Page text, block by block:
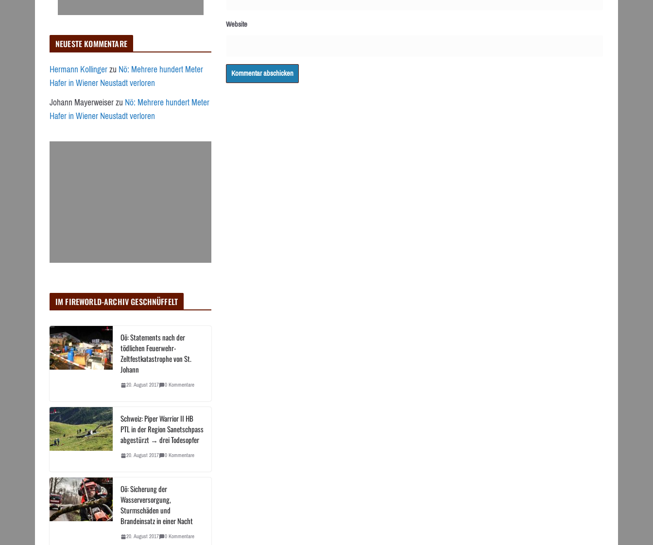
Website
NEUESTE KOMMENTARE
Hermann KollingerzuNö: Mehrere hundert Meter
Hafer in Wiener Neustadt verloren
Johann MayerweiserzuNö: Mehrere hundert Meter
Hafer in Wiener Neustadt verloren
IM FIREWORLD-ARCHIV GESCHNÜFFELT
Oö: Statements nach der
tödlichen Feuerwehr-
Zeltfestkatastrophe von St.
Johann
20. August 2017 0 Kommentare
Schweiz: Piper Warrior II HB
PTL in der Region Sanetschpass
abgestürzt → drei Todesopfer
20. August 2017 0 Kommentare
Oö: Sicherung der
Wasserversorgung,
Sturmschäden und
Brandeinsatz in einer Nacht
20. August 2017 0 Kommentare